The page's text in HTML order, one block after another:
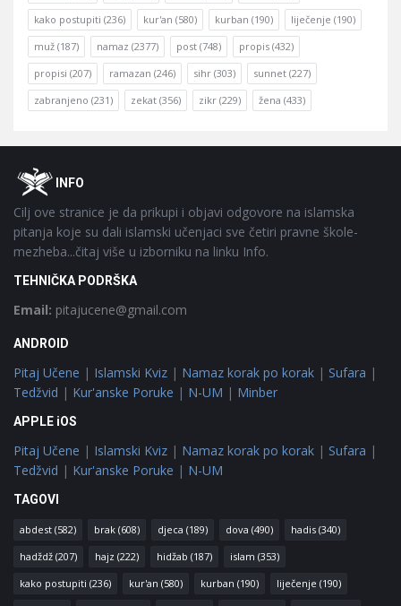
kako postupiti (236) kur'an (580) kurban (190) liječenje (190)
muž (187) namaz (2377) post (748) propis (432)
propisi (207) ramazan (246) sihr (303) sunnet (227)
zabranjeno (231) zekat (356) zikr (229) žena (433)
FooterOINFO
Cilj ove stranice je da prikupi i objavi odgovore na islamska
pitanja koje su dali islamski učenjaci sve četiri pravne škole-
mezheba...čitaj više u izborniku na linku Info.
TEHNIČKA PODRŠKA
Email: pitajucene@gmail.com
ANDROID
Pitaj Učene | Islamski Kviz | Namaz korak po korak | Sufara |
Tedžvid | Kur'anske Poruke | N-UM | Minber
APPLE iOS
Pitaj Učene | Islamski Kviz | Namaz korak po korak | Sufara |
Tedžvid | Kur'anske Poruke | N-UM
TAGOVI
abdest (582) brak (608) djeca (189) dova (490) hadis (340)
hadždž (207) hajz (222) hidžab (187) islam (353)
kako postupiti (236) kur'an (580) kurban (190) liječenje (190)